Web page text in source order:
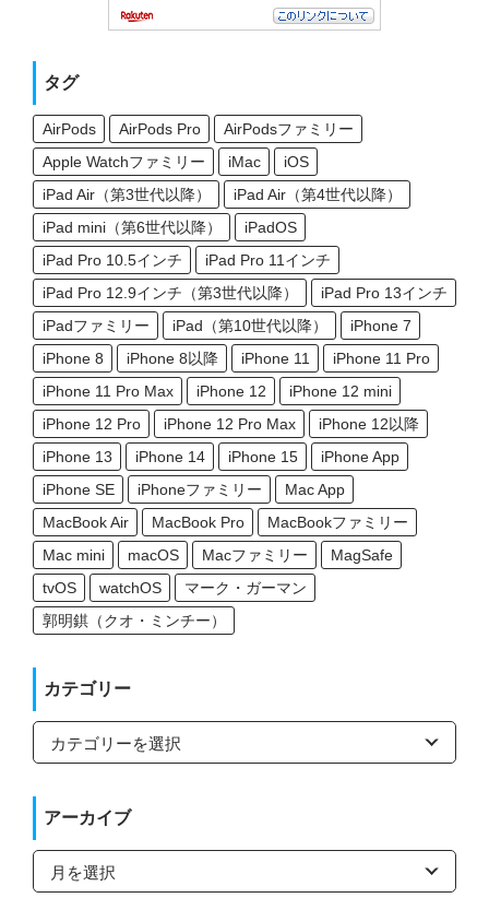
タグ
AirPods AirPods Pro
AirPodsファミリー
Apple Watchファミリー
iMac
iOS
iPad Air（第3世代以降）
iPad Air（第4世代以降）
iPad mini（第6世代以降）
iPadOS
iPad Pro 10.5インチ
iPad Pro 11インチ
iPad Pro 12.9インチ（第3世代以降）
iPad Pro 13インチ
iPadファミリー
iPad（第10世代以降）
iPhone 7
iPhone 8
iPhone 8以降 iPhone 11
iPhone 11 Pro
iPhone 11 Pro Max
iPhone 12
iPhone 12 mini
iPhone 12 Pro
iPhone 12 Pro Max
iPhone 12以降
iPhone 13
iPhone 14 iPhone 15
iPhone App
iPhone SE
iPhoneファミリー
Mac App
MacBook Air
MacBook Pro
MacBookファミリー
Mac mini
macOS Macファミリー
MagSafe
tvOS
watchOS
マーク・ガーマン
郭明錤（クオ・ミンチー）
カテゴリー
カ
ゴ
ー
アーカイブ
ア
カ